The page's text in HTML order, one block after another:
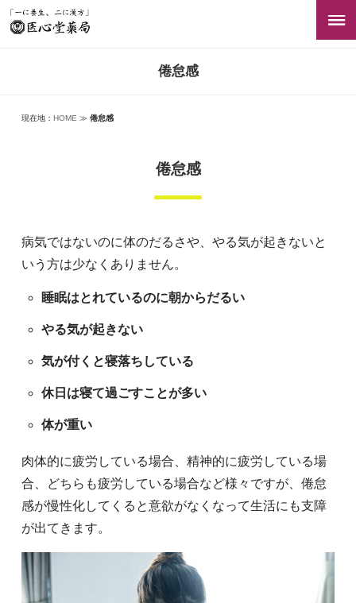
現在地： HOME ≫ 倦怠感
倦怠感
倦怠感
病気ではないのに体のだるさや、やる気が起きないと
いう方は少なくありません。
睡眠はとれているのに朝からだるい
やる気が起きない
気が付くと寝落ちしている
休日は寝て過ごすことが多い
体が重い
肉体的に疲労している場合、精神的に疲労している場
合、どちらも疲労している場合など様々ですが、倦怠
感が慢性化してくると意欲がなくなって生活にも支障
が出てきます。